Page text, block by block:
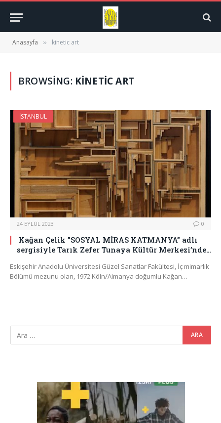
Anasayfa » kinetic art
BROWSING: KINETIC ART
İSTANBUL
24 EYLÜL 2023 0
Kağan Çelik ”SOSYAL MİRAS KATMANYA” adlı
sergisiyle Tarık Zefer Tunaya Kültür Merkezi’nde…
Eskişehir Anadolu Üniversitesi Güzel Sanatlar Fakültesi, İç mimarlık
Bölümü mezunu olan, 1972 Köln/Almanya doğumlu Kağan…
Video
oynatıcı